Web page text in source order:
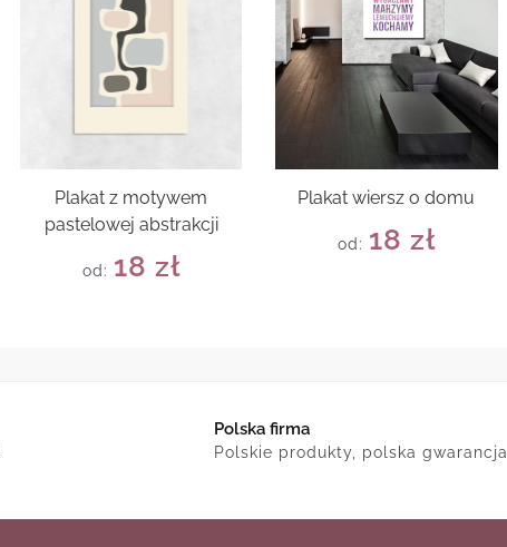
Plakat z motywem
pastelowej abstrakcji
od: 18 zł
Plakat wiersz o domu
od: 18 zł
Polska firma
Polskie produkty, polska gwarancja